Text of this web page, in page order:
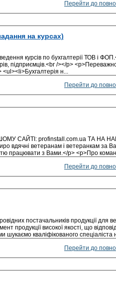
Перейти до
на курсах)
курсів по бухгалтерії ТОВ і
підприємців.<br /></p>
<ul><li>Бухгалтерія н...
Перейти до
САЙТІ: profinstall.com.ua ТА НА
вдячні ветеранам і ветеранкам за
працювати з Вами.</p> <p>Про
Перейти до
постачальників продукції для
продукції високої якості, що
кваліфікованого
Перейти до